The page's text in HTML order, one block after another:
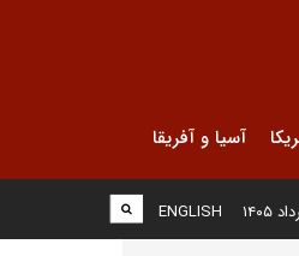
آسیا و آفریقا
ENGLISH